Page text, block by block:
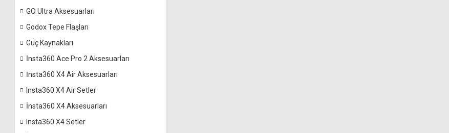
GO Ultra Aksesuarları
Godox Tepe Flaşları
Güç Kaynakları
İnsta360 Ace Pro 2 Aksesuarları
İnsta360 X4 Air Aksesuarları
Insta360 X4 Air Setler
İnsta360 X4 Aksesuarları
Insta360 X4 Setler